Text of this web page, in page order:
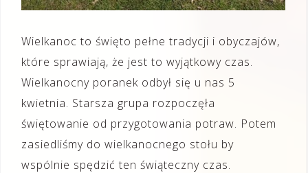
Wielkanoc to święto pełne tradycji i obyczajów,
które sprawiają, że jest to wyjątkowy czas.
Wielkanocny poranek odbył się u nas 5
kwietnia. Starsza grupa rozpoczęła
świętowanie od przygotowania potraw. Potem
zasiedliśmy do wielkanocnego stołu by
wspólnie spędzić ten świąteczny czas.